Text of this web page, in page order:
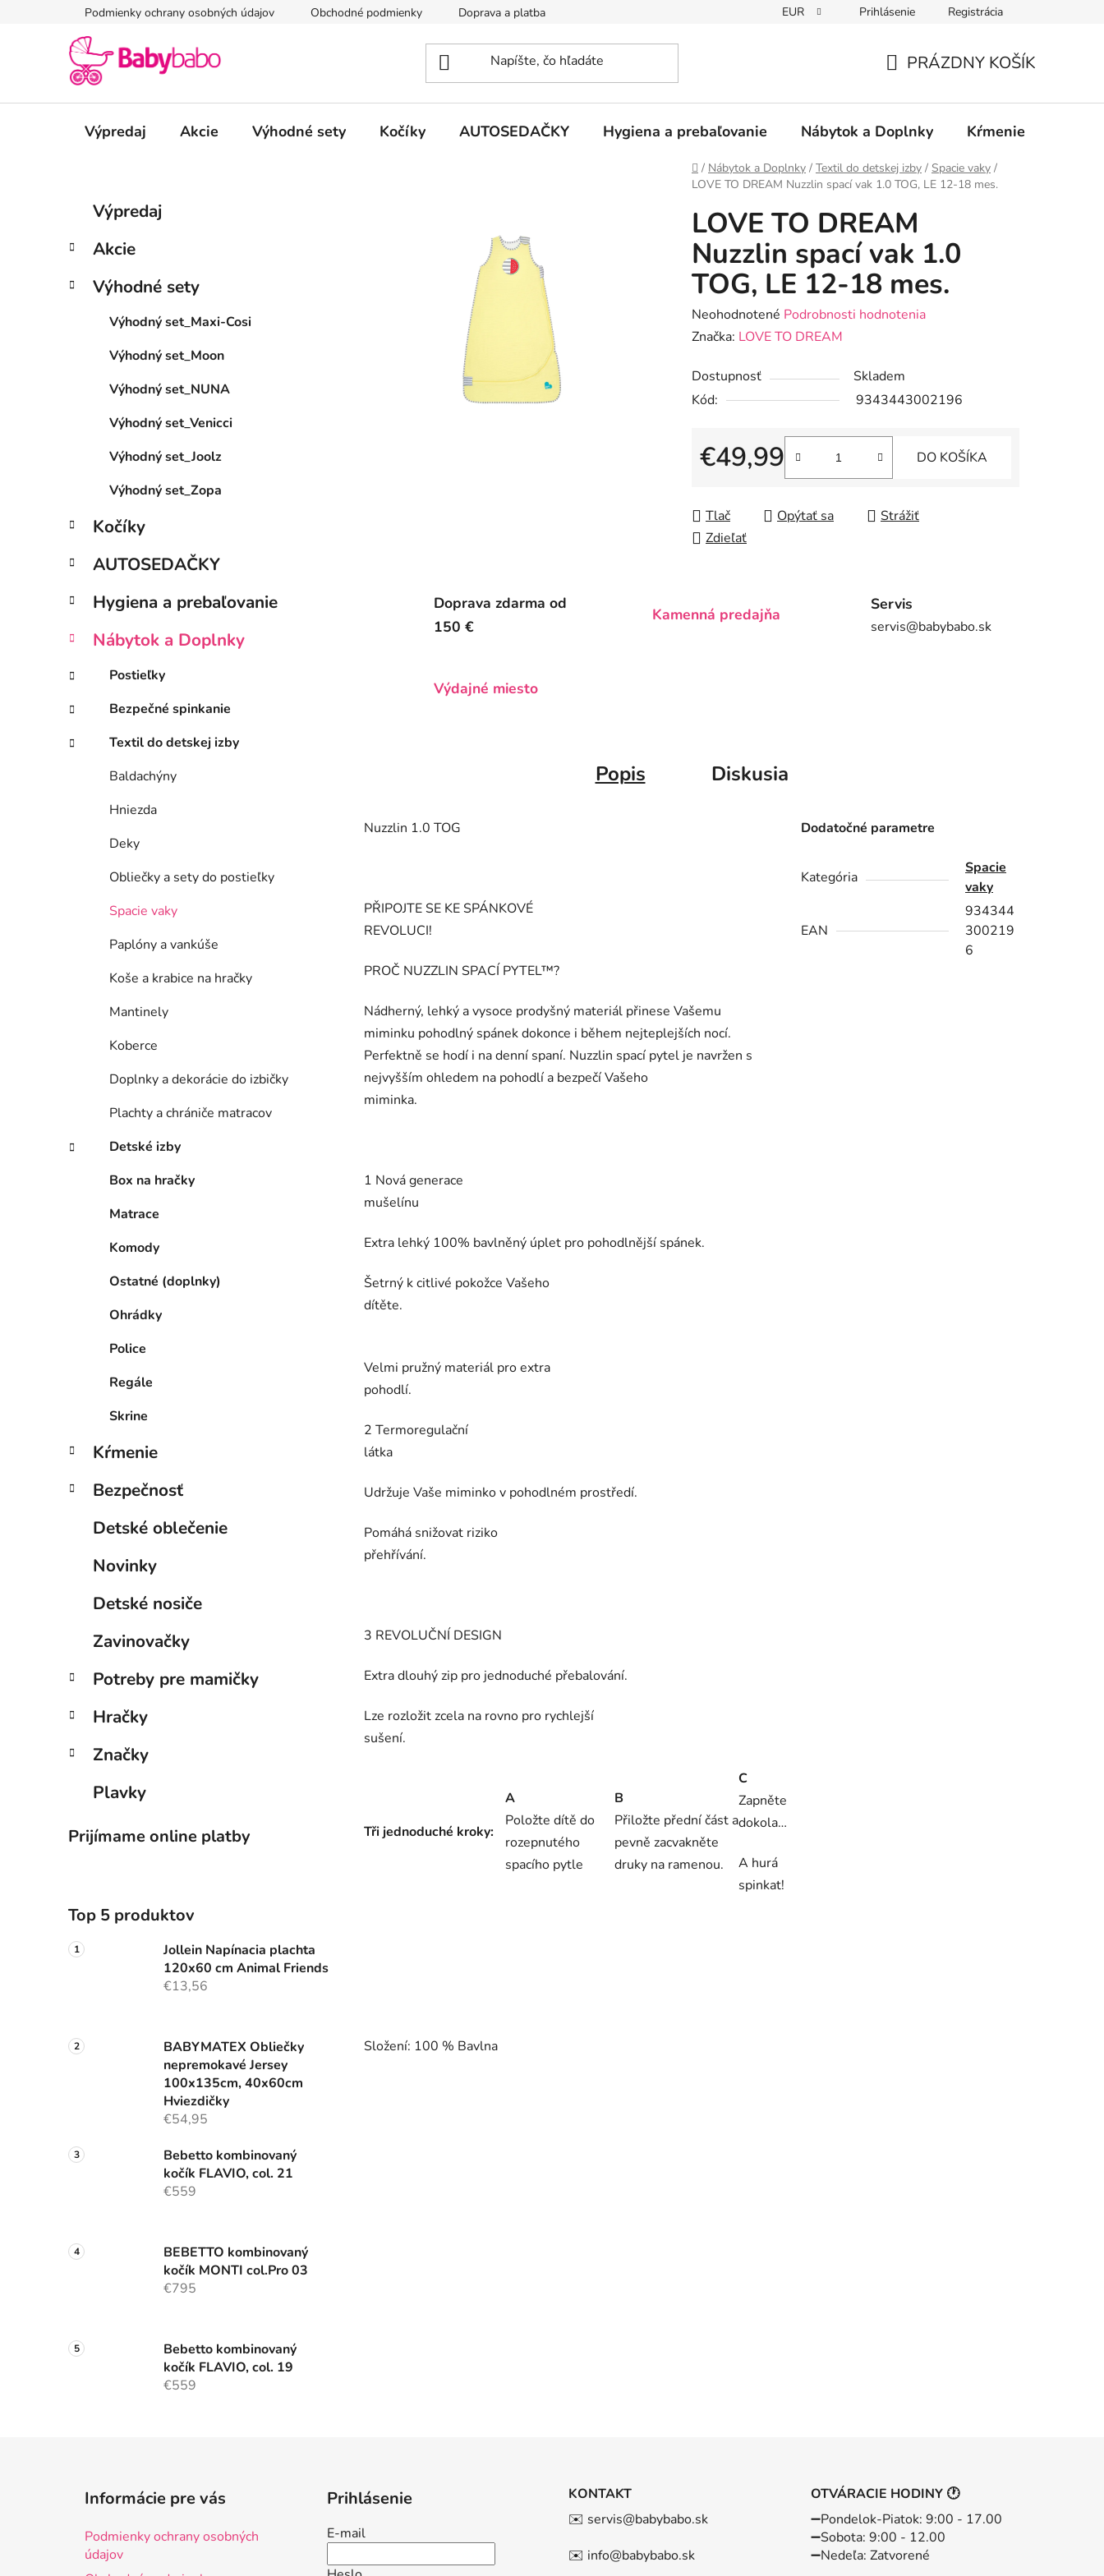
Podmienky ochrany osobných údajov Obchodné podmienky Doprava a platba EUR Prihlásenie Registrácia
KOŠÍK
PRÁZDNY KOŠÍK
Výpredaj Akcie Výhodné sety Kočíky AUTOSEDAČKY Hygiena a prebaľovanie Nábytok a Doplnky Kŕmenie
Domov
/ Nábytok a Doplnky / Textil do detskej izby / Spacie vaky /
LOVE TO DREAM Nuzzlin spací vak 1.0 TOG, LE 12-18 mes.
č
ý
Preskočiť
kategórie
e
ó
Výpredaj
Akcie
Výhodné sety
Výhodný set_Maxi-Cosi
Výhodný set_Moon
Výhodný set_NUNA
Výhodný set_Venicci
Výhodný set_Joolz
Výhodný set_Zopa
Kočíky
AUTOSEDAČKY
Hygiena a prebaľovanie
Nábytok a Doplnky
Postieľky
Bezpečné spinkanie
Textil do detskej izby
Baldachýny
Hniezda
Deky
Obliečky a sety do postieľky
Spacie vaky
Paplóny a vankúše
Koše a krabice na hračky
Mantinely
Koberce
Doplnky a dekorácie do izbičky
Plachty a chrániče matracov
Detské izby
Box na hračky
Matrace
Komody
Ostatné (doplnky)
Ohrádky
Police
Regále
Skrine
Kŕmenie
Bezpečnosť
Detské oblečenie
Novinky
Detské nosiče
Zavinovačky
Potreby pre mamičky
Hračky
Značky
Plavky
Prijímame online platby
Top 5 produktov
Jollein Napínacia plachta
120x60 cm Animal Friends
€13,56
BABYMATEX Obliečky
nepremokavé Jersey
100x135cm, 40x60cm
Hviezdičky
€54,95
Bebetto kombinovaný
kočík FLAVIO, col. 21
€559
BEBETTO kombinovaný
kočík MONTI col.Pro 03
€795
Bebetto kombinovaný
kočík FLAVIO, col. 19
€559
LOVE TO DREAM
Nuzzlin spací vak 1.0
TOG, LE 12-18 mes.
Priemerné
hodnotenie
je
0,0
hviezdičiek.
Neohodnotené Podrobnosti hodnotenia
Značka: LOVE TO DREAM
Dostupnosť
Skladem
Kód:
9343443002196
€49,99
Jednotková cena:
DO KOŠÍKA
Tlač Opýtať sa
Strážiť
Zdieľať
Doprava zdarma od
150 €
Kamenná predajňa
Servis
servis@babybabo.sk
Výdajné miesto
Popis Diskusia
Nuzzlin 1.0 TOG
PŘIPOJTE SE KE SPÁNKOVÉ
REVOLUCI!
PROČ NUZZLIN SPACÍ PYTEL™?
Nádherný, lehký a vysoce prodyšný materiál přinese Vašemu
miminku pohodlný spánek dokonce i během nejteplejších nocí.
Perfektně se hodí i na denní spaní. Nuzzlin spací pytel je navržen s
nejvyšším ohledem na pohodlí a bezpečí Vašeho
miminka.
1 Nová generace
mušelínu
Extra lehký 100% bavlněný úplet pro pohodlnější spánek.
Šetrný k citlivé pokožce Vašeho
dítěte.
Velmi pružný materiál pro extra
pohodlí.
2 Termoregulační
látka
Udržuje Vaše miminko v pohodlném prostředí.
Pomáhá snižovat riziko
přehřívání.
3 REVOLUČNÍ DESIGN
Extra dlouhý zip pro jednoduché přebalování.
Lze rozložit zcela na rovno pro rychlejší
sušení.
Tři jednoduché kroky:
A
Položte dítě do
rozepnutého
spacího pytle
B
Přiložte přední část a
pevně zacvakněte
druky na ramenou.
C
Zapněte
dokola…
A hurá
spinkat!
Složení: 100 % Bavlna
Dodatočné parametre
Kategória
Spacie
vaky
EAN
934344
300219
6
Informácie pre vás
Podmienky ochrany osobných
údajov
Prihlásenie
E-mail
KONTAKT
✉️ servis@babybabo.sk
✉️ info@babybabo.sk
OTVÁRACIE HODINY 🕐
➖️Pondelok-Piatok: 9:00 - 17.00
➖️Sobota: 9:00 - 12.00
➖️Nedeľa: Zatvorené